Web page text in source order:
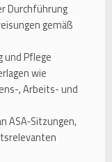
Durchführung
gemäß
und Pflege
wie
, Arbeits- und
ASA‑Sitzungen,